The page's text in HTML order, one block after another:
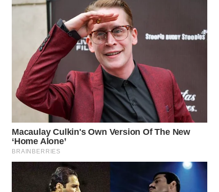
WN
WN
MANDALIKA
WN
LIKUPANG
LABUANBAJO
WN
BORNEO